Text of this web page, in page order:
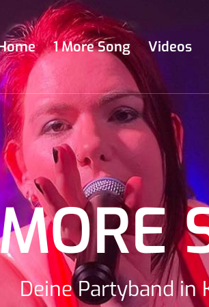
1 More Song Videos
Deine Partyband in